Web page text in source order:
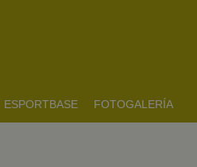
ESPORTBASE FOTOGALERÍA